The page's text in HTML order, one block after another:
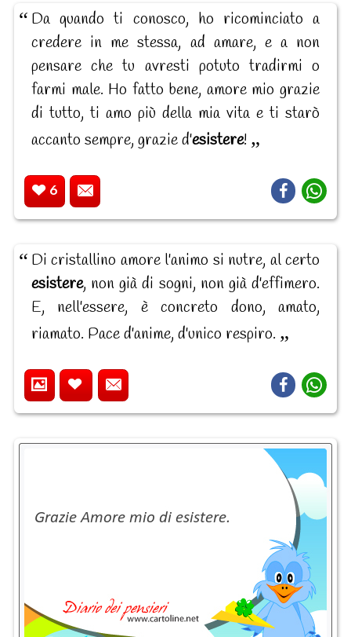
Da quando ti conosco, ho ricominciato a
credere in me stessa, ad amare, e a non
pensare che tu avresti potuto tradirmi o
farmi male. Ho fatto bene, amore mio grazie
di tutto, ti amo più della mia vita e ti starò
accanto sempre, grazie d'esistere!
6
Di cristallino amore l'animo si nutre, al certo
esistere, non già di sogni, non già d'effimero.
E, nell'essere, è concreto dono, amato,
riamato. Pace d'anime, d'unico respiro.